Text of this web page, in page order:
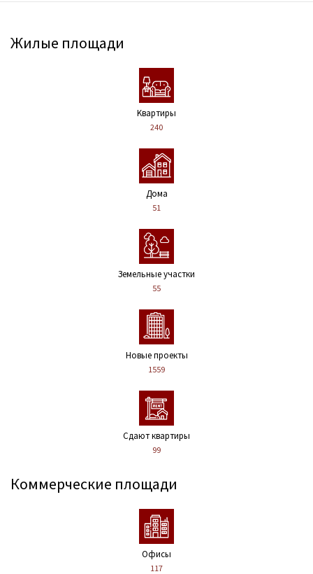
Жилые площади
Kвартиры
240
Дома
51
Земельные участки
55
Новые проекты
1559
Сдают квартиры
99
Коммерческие площади
Офисы
117